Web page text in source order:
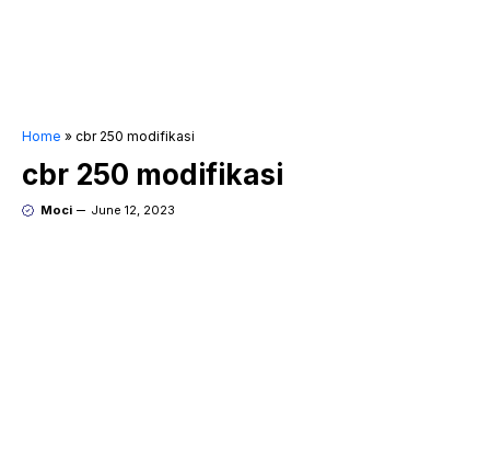
Home » cbr 250 modifikasi
cbr 250 modifikasi
Moci June 12, 2023